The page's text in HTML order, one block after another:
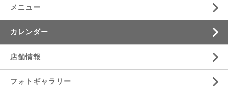
メニュー
カレンダー
店舗情報
フォトギャラリー